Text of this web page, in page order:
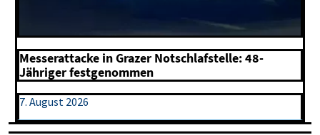
Messerattacke in Grazer Notschlafstelle: 48-
Jähriger festgenommen
7. August 2026